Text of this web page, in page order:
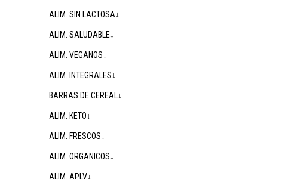
ALIM. SIN LACTOSA↓
ALIM. SALUDABLE↓
ALIM. VEGANOS↓
ALIM. INTEGRALES↓
BARRAS DE CEREAL↓
ALIM. KETO↓
ALIM. FRESCOS↓
ALIM. ORGANICOS↓
ALIM. APLV↓